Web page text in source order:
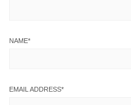
NAME*
EMAIL ADDRESS*